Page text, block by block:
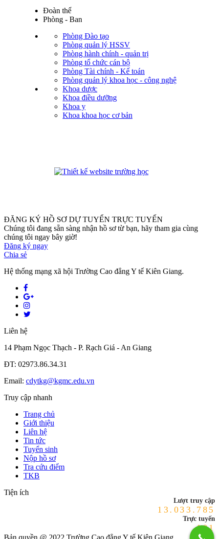
Đoàn thể
Phòng - Ban
Phòng Đào tạo
Phòng quản lý HSSV
Phòng hành chính - quản trị
Phòng tổ chức cán bộ
Phòng Tài chính - Kế toán
Phòng quản lý khoa học - công nghệ
Khoa dược
Khoa điều dưỡng
Khoa y
Khoa khoa học cơ bản
ĐĂNG KÝ HỒ SƠ DỰ TUYỂN TRỰC TUYẾN
Chúng tôi đang sẵn sàng nhận hồ sơ từ bạn, hãy tham gia cùng
chúng tôi ngay bây giờ!
Đăng ký ngay
Chia sẻ
Hệ thống mạng xã hội Trường Cao đẳng Y tế Kiên Giang.
Liên hệ
14 Phạm Ngọc Thạch - P. Rạch Giá - An Giang
ĐT: 02973.86.34.31
Email: cdytkg@kgmc.edu.vn
Truy cập nhanh
Trang chủ
Giới thiệu
Liên hệ
Tin tức
Tuyển sinh
Nộp hồ sơ
Tra cứu điểm
TKB
Tiện ích
Lượt truy cập
13.033.785
Trực tuyến
101
Bản quyền @ 2022 Trường Cao đẳng Y tế Kiên Giang